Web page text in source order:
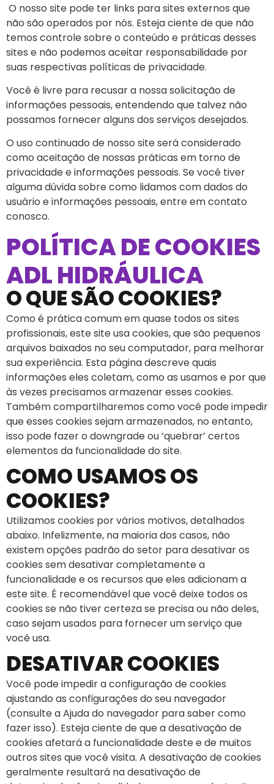
O nosso site pode ter links para sites externos que
não são operados por nós. Esteja ciente de que não
temos controle sobre o conteúdo e práticas desses
sites e não podemos aceitar responsabilidade por
suas respectivas políticas de privacidade.
Você é livre para recusar a nossa solicitação de
informações pessoais, entendendo que talvez não
possamos fornecer alguns dos serviços desejados.
O uso continuado de nosso site será considerado
como aceitação de nossas práticas em torno de
privacidade e informações pessoais. Se você tiver
alguma dúvida sobre como lidamos com dados do
usuário e informações pessoais, entre em contato
conosco.
POLÍTICA DE COOKIES
ADL HIDRÁULICA
O QUE SÃO COOKIES?
Como é prática comum em quase todos os sites
profissionais, este site usa cookies, que são pequenos
arquivos baixados no seu computador, para melhorar
sua experiência. Esta página descreve quais
informações eles coletam, como as usamos e por que
às vezes precisamos armazenar esses cookies.
Também compartilharemos como você pode impedir
que esses cookies sejam armazenados, no entanto,
isso pode fazer o downgrade ou ‘quebrar’ certos
elementos da funcionalidade do site.
COMO USAMOS OS
COOKIES?
Utilizamos cookies por vários motivos, detalhados
abaixo. Infelizmente, na maioria dos casos, não
existem opções padrão do setor para desativar os
cookies sem desativar completamente a
funcionalidade e os recursos que eles adicionam a
este site. É recomendável que você deixe todos os
cookies se não tiver certeza se precisa ou não deles,
caso sejam usados ​​para fornecer um serviço que
você usa.
DESATIVAR COOKIES
Você pode impedir a configuração de cookies
ajustando as configurações do seu navegador
(consulte a Ajuda do navegador para saber como
fazer isso). Esteja ciente de que a desativação de
cookies afetará a funcionalidade deste e de muitos
outros sites que você visita. A desativação de cookies
geralmente resultará na desativação de